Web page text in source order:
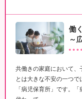
働
～
共働きの家庭において、
とは大きな不安の一つ
「病児保育所」です。